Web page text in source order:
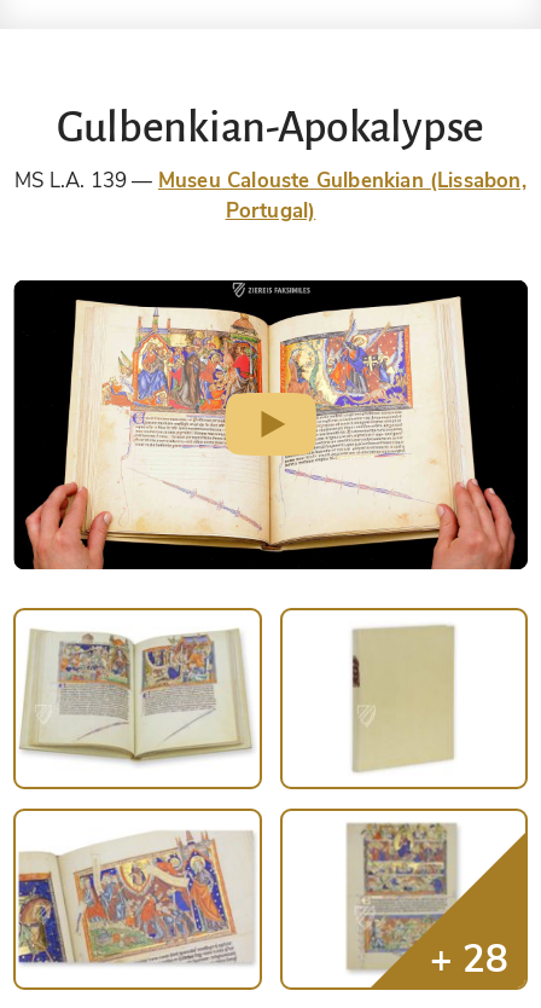
Gulbenkian-Apokalypse
MS L.A. 139
Museu Calouste Gulbenkian (Lissabon,
Portugal)